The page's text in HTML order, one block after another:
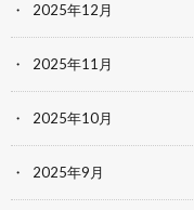
2025年12月
2025年11月
2025年10月
2025年9月